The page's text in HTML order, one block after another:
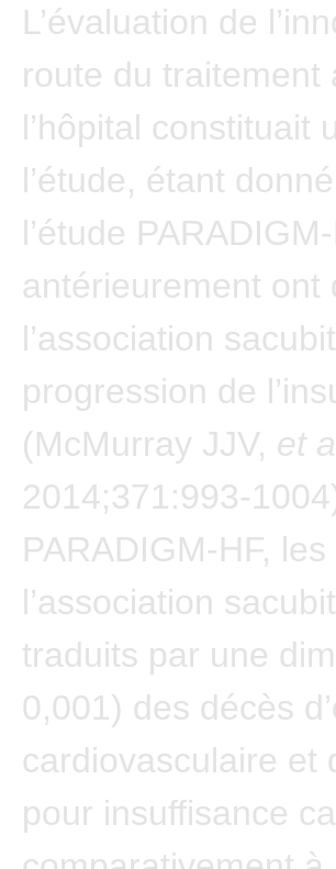
L’évaluation de
route du traitement
l’hôpital constituait
l’étude, étant
l’étude
antérieurement ont
l’association
progression de
(McMurray JJV, et
2014;371:993-
PARADIGM-HF,
l’association
traduits par une
0,001) des décès
cardiovasculaire et
pour insuffisance